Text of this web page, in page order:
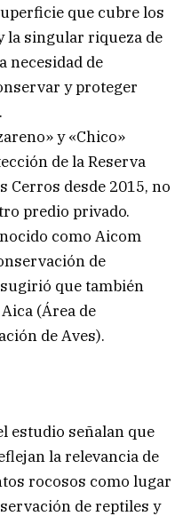
que cubre los
la singular riqueza de
necesidad de
y proteger
y «Chico»
de la Reserva
Cerros desde 2015, no
predio privado.
como Aicom
de
que también
(Área de
de Aves).
estudio señalan que
la relevancia de
rocosos como lugar
de reptiles y